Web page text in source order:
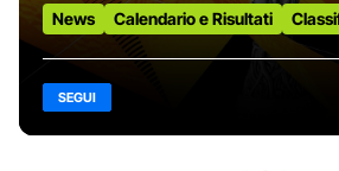
News Calendario e Risultati
SEGUI